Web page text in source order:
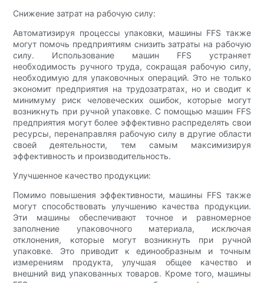
Снижение затрат на рабочую силу:
Автоматизируя процессы упаковки, машины FFS также
могут помочь предприятиям снизить затраты на рабочую
силу. Использование машин FFS устраняет
необходимость ручного труда, сокращая рабочую силу,
необходимую для упаковочных операций. Это не только
экономит предприятия на трудозатратах, но и сводит к
минимуму риск человеческих ошибок, которые могут
возникнуть при ручной упаковке. С помощью машин FFS
предприятия могут более эффективно распределять свои
ресурсы, перенаправляя рабочую силу в другие области
своей деятельности, тем самым максимизируя
эффективность и производительность.
Улучшенное качество продукции:
Помимо повышения эффективности, машины FFS также
могут способствовать улучшению качества продукции.
Эти машины обеспечивают точное и равномерное
заполнение упаковочного материала, исключая
отклонения, которые могут возникнуть при ручной
упаковке. Это приводит к единообразным и точным
измерениям продукта, улучшая общее качество и
внешний вид упакованных товаров. Кроме того, машины